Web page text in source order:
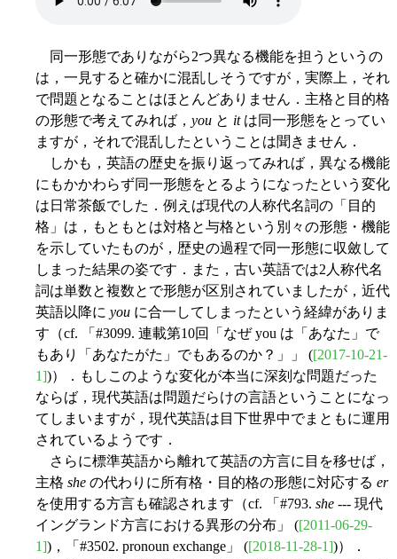
同一形態でありながら2つ異なる機能を担うというの
は，一見すると確かに混乱しそうですが，実際上，それ
で問題となることはほとんどありません．主格と目的格
の形態で考えてみれば， you と itは同一形態をとってい
ますが，それで混乱したということは聞きません．
しかも，英語の歴史を振り返ってみれば，異なる機能
にもかかわらず同一形態をとるようになったという変化
は日常茶飯でした．例えば現代の人称代名詞の「目的
格」は，もともとは対格と与格という別々の形態・機能
を示していたものが，歴史の過程で同一形態に収斂して
しまった結果の姿です．また，古い英語では2人称代名
詞は単数と複数とで形態が区別されていましたが，近代
英語以降に you に合一してしまったという経緯がありま
す（cf. 「#3099. 連載第10回「なぜ you は「あなた」で
もあり「あなたがた」でもあるのか？」」 ([2017-10-21-
1])）．もしこのような変化が本当に深刻な問題だった
ならば，現代英語は問題だらけの言語ということになっ
てしまいますが，現代英語は目下世界中でまともに運用
されているようです．
さらに標準英語から離れて英語の方言に目を移せば，
主格 she の代わりに所有格・目的格の形態に対応する er
を使用する方言も確認されます（cf. 「#793. she --- 現代
イングランド方言における異形の分布」 ([2011-06-29-
1])，「#3502. pronoun exchange」 ([2018-11-28-1])）．